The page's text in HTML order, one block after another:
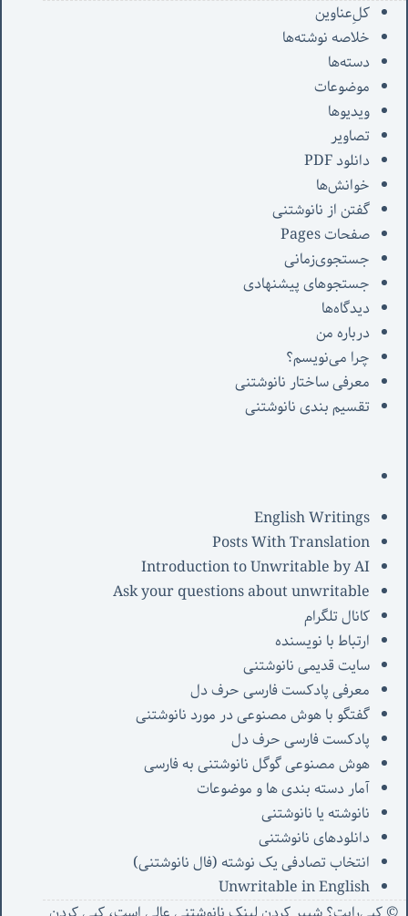
کل‌ِعناوین
خلاصه نوشته‌ها
دسته‌ها
موضوعات
ویدیوها
تصاویر
دانلود PDF
خوانش‌ها
گفتن از نانوشتنی
صفحات Pages
جستجوی‌زمانی
جستجوهای پیشنهادی
دیدگاه‌ها
درباره من
چرا می‌نویسم؟
معرفی‌ ساختار نانوشتنی
تقسیم بندی نانوشتنی
English Writings
Posts With Translation
Introduction to Unwritable by AI
Ask your questions about unwritable
کانال تلگرام
ارتباط با نویسنده
سایت قدیمی نانوشتنی
معرفی پادکست فارسی حرف دل
گفتگو با هوش مصنوعی در مورد نانوشتنی
پادکست فارسی حرف دل
هوش مصنوعی گوگل نانوشتنی به فارسی
آمار دسته بندی ها و موضوعات
نانوشته یا نانوشتنی
دانلودهای نانوشتنی
انتخاب تصادفی یک نوشته (فال نانوشتنی)
Unwritable in English